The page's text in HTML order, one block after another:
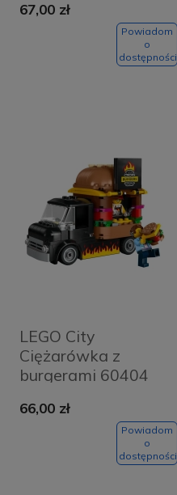
67,00 zł
Powiadom
o
dostępności
LEGO City
Ciężarówka z
burgerami 60404
66,00 zł
Powiadom
o
dostępności